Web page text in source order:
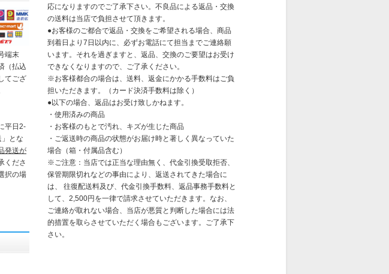
端末
（払込
てござ
平日2-
」とな
発送が
くださ
択の場
応になりますのでご了承下さい。不良品による返品・交換
の送料は当店で負担させて頂きます。
●お客様のご都合で返品・交換をご希望される場合、商品
到着日より7日以内に、必ずお電話にて担当までご連絡願
います。それを過ぎますと、返品、交換のご要望はお受け
できなくなりますので、ご了承ください。
※お客様都合の場合は、送料、返金にかかる手数料はご負
担いただきます。（カード決済手数料は除く）
●以下の場合、返品はお受け致しかねます。
・使用済みの商品
・お客様のもとで汚れ、キズが生じた商品
・ご返送時の商品の状態がお届け時と著しく異なっていた
場合（箱・付属品含む）
※ご注意：当店では正当な理由無く、代金引換受取拒否、
保管期限切れなどの事由により、返送されてきた場合に
は、 往復配送料及び、代金引換手数料、返品事務手数料と
して、2,500円を一律で請求させていただきます。なお、
ご連絡が取れない場合、当店が悪質と判断した場合には法
的措置を取らさせていただく場合もございます。ご了承下
さい。